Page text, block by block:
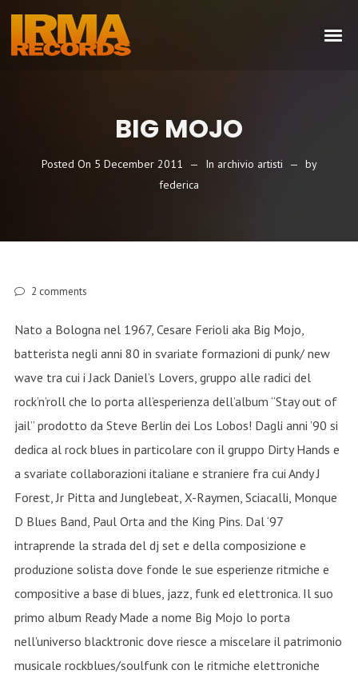
BIG MOJO
Posted On 5 December 2011 In archivio artisti
by
federica
2 comments
Nato a Bologna nel 1967, Cesare Ferioli aka Big Mojo,
batterista negli anni 80 in svariate formazioni di punk/ new
wave tra cui i Jack Daniel’s Lovers, gruppo alle radici del
rock’n’roll che lo porta all’esperienza dell’album “Stay out of
jail” prodotto da Steve Berlin dei Los Lobos! Dagli anni ’90 si
dedica al rock blues in particolare con il gruppo Dirty Hands e
a svariate collaborazioni italiane e straniere fra cui Andy J
Forest, Jr Pitta and Junglebeat, X-Raymen, Sciacalli, Monque
D Blues Band, Paul Orta and the King Pins. Dal ‘97
intraprende la strada del dj set e della composizione e
produzione solista dove fonde le sue esperienze ritmiche e
compositive a base di blues, jazz, funk ed elettronica. Il suo
primo album Ready Made a nome Big Mojo lo porta
nell’universo blacktronic dove riesce a miscelare il patrimonio
musicale rockblues/soulfunk con le ritmiche elettroniche